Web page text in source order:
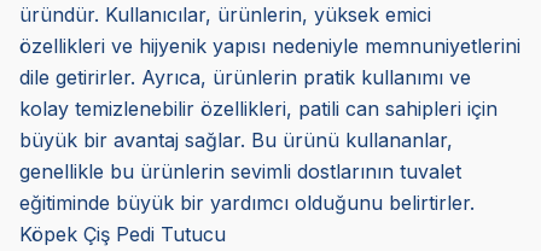
üründür. Kullanıcılar, ürünlerin, yüksek emici
özellikleri ve hijyenik yapısı nedeniyle memnuniyetlerini
dile getirirler. Ayrıca, ürünlerin pratik kullanımı ve
kolay temizlenebilir özellikleri, patili can sahipleri için
büyük bir avantaj sağlar. Bu ürünü kullananlar,
genellikle bu ürünlerin sevimli dostlarının tuvalet
eğitiminde büyük bir yardımcı olduğunu belirtirler.
Köpek Çiş Pedi Tutucu